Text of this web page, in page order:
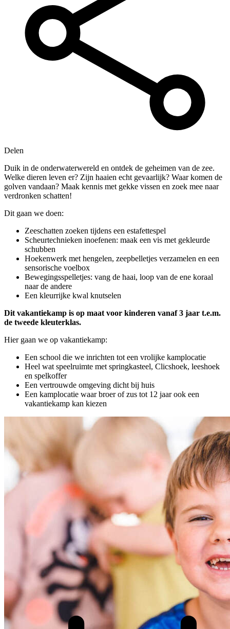
Delen
Duik in de onderwaterwereld en ontdek de geheimen van de zee.
Welke dieren leven er? Zijn haaien echt gevaarlijk? Waar komen de
golven vandaan? Maak kennis met gekke vissen en zoek mee naar
verdronken schatten!
Dit gaan we doen:
Zeeschatten zoeken tijdens een estafettespel
Scheurtechnieken inoefenen: maak een vis met gekleurde
schubben
Hoekenwerk met hengelen, zeepbelletjes verzamelen en een
sensorische voelbox
Bewegingsspelletjes: vang de haai, loop van de ene koraal
naar de andere
Een kleurrijke kwal knutselen
Dit vakantiekamp is op maat voor kinderen vanaf 3 jaar t.e.m.
de tweede kleuterklas.
Hier gaan we op vakantiekamp:
Een school die we inrichten tot een vrolijke kamplocatie
Heel wat speelruimte met springkasteel, Clicshoek, leeshoek
en spelkoffer
Een vertrouwde omgeving dicht bij huis
Een kamplocatie waar broer of zus tot 12 jaar ook een
vakantiekamp kan kiezen